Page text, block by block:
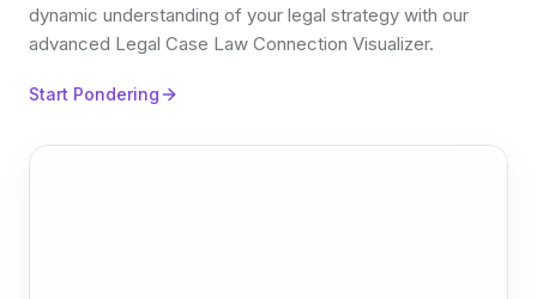
dynamic understanding of your legal strategy with our
advanced Legal Case Law Connection Visualizer.
Start Pondering